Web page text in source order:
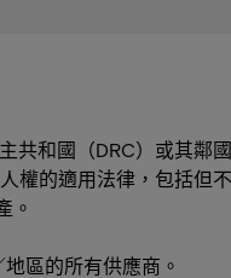
共和國（DRC）或其鄰
權的適用法律，包括但
。
區的所有供應商。